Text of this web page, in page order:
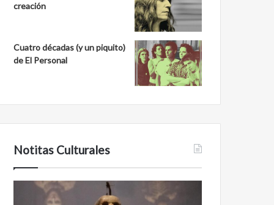
creación
Cuatro décadas (y un piquito)
de El Personal
Notitas Culturales
Cara